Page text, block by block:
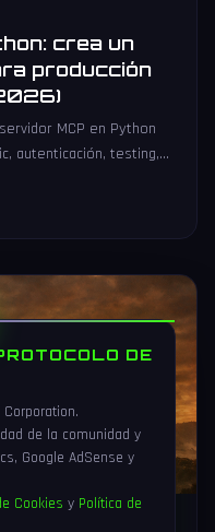
crea un
producción
MCP en Python
autenticación, testing,
DE
de la comunidad y
Google AdSense y
Cookies y Política de